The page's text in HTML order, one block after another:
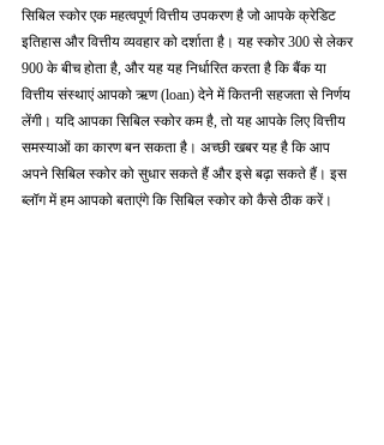
सिबिल स्कोर एक महत्वपूर्ण वित्तीय उपकरण है जो आपके क्रेडिट
इतिहास और वित्तीय व्यवहार को दर्शाता है। यह स्कोर 300 से लेकर
900 के बीच होता है, और यह यह निर्धारित करता है कि बैंक या
वित्तीय संस्थाएं आपको ऋण (loan) देने में कितनी सहजता से निर्णय
लेंगी। यदि आपका सिबिल स्कोर कम है, तो यह आपके लिए वित्तीय
समस्याओं का कारण बन सकता है। अच्छी खबर यह है कि आप
अपने सिबिल स्कोर को सुधार सकते हैं और इसे बढ़ा सकते हैं। इस
ब्लॉग में हम आपको बताएंगे कि सिबिल स्कोर को कैसे ठीक करें।